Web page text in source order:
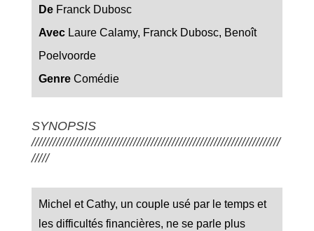
DeFranck Dubosc
AvecLaure Calamy, Franck Dubosc, Benoît
Poelvoorde
GenreComédie
SYNOPSIS
///////////////////////////////////////////////////////////////////////
/////
Michel et Cathy, un couple usé par le temps et
les difficultés financières, ne se parle plus